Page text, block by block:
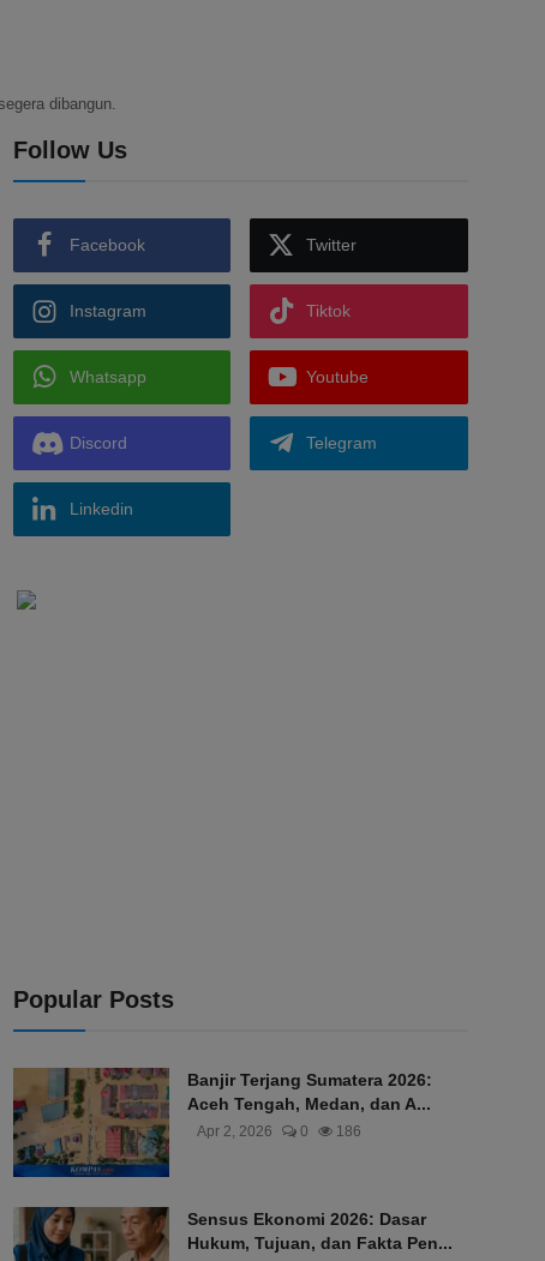
dibangun.
Follow Us
Facebook Twitter
Instagram Tiktok
Whatsapp Youtube
Discord Telegram
Linkedin
Popular Posts
Banjir Terjang Sumatera 2026:
Aceh Tengah, Medan, dan A...
Apr 2, 2026 0 186
Sensus Ekonomi 2026: Dasar
Hukum, Tujuan, dan Fakta Pen...